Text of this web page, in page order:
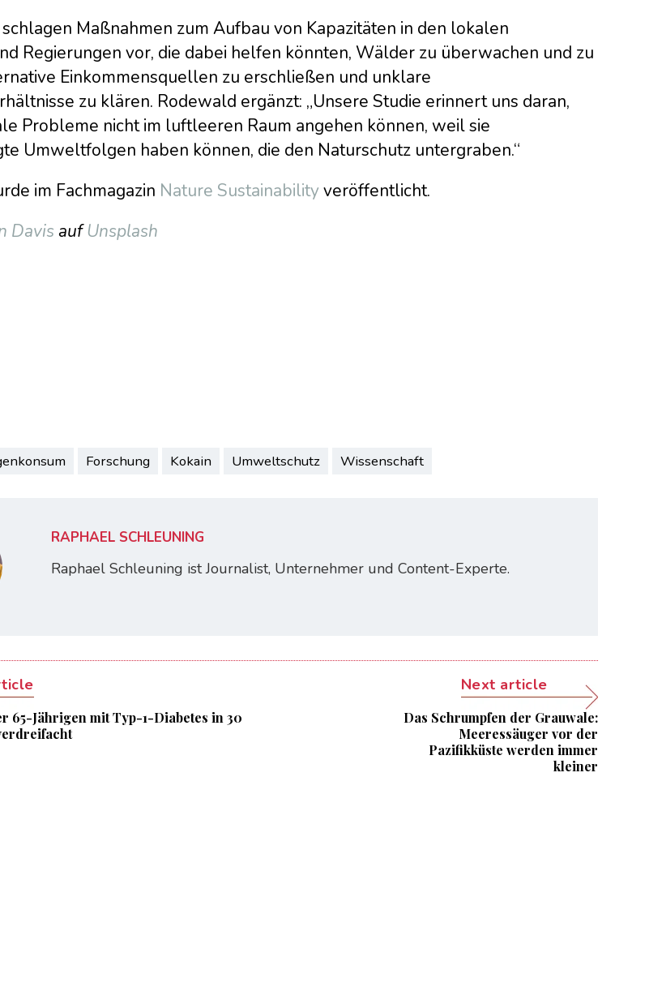
Maßnahmen zum Aufbau von Kapazitäten in den lokalen
Regierungen vor, die dabei helfen könnten, Wälder zu überwachen und zu
Einkommensquellen zu erschließen und unklare
zu klären. Rodewald ergänzt: „Unsere Studie erinnert uns daran,
Probleme nicht im luftleeren Raum angehen können, weil sie
Umweltfolgen haben können, die den Naturschutz untergraben.“
im Fachmagazin Nature Sustainability veröffentlicht.
Davis aufUnsplash
Forschung Kokain Umweltschutz Wissenschaft
RAPHAEL SCHLEUNING
Raphael Schleuning ist Journalist, Unternehmer und Content-Experte.
65-Jährigen mit Typ-1-Diabetes in 30
Next article
Das Schrumpfen der Grauwale:
Meeressäuger vor der
Pazifikküste werden immer
kleiner